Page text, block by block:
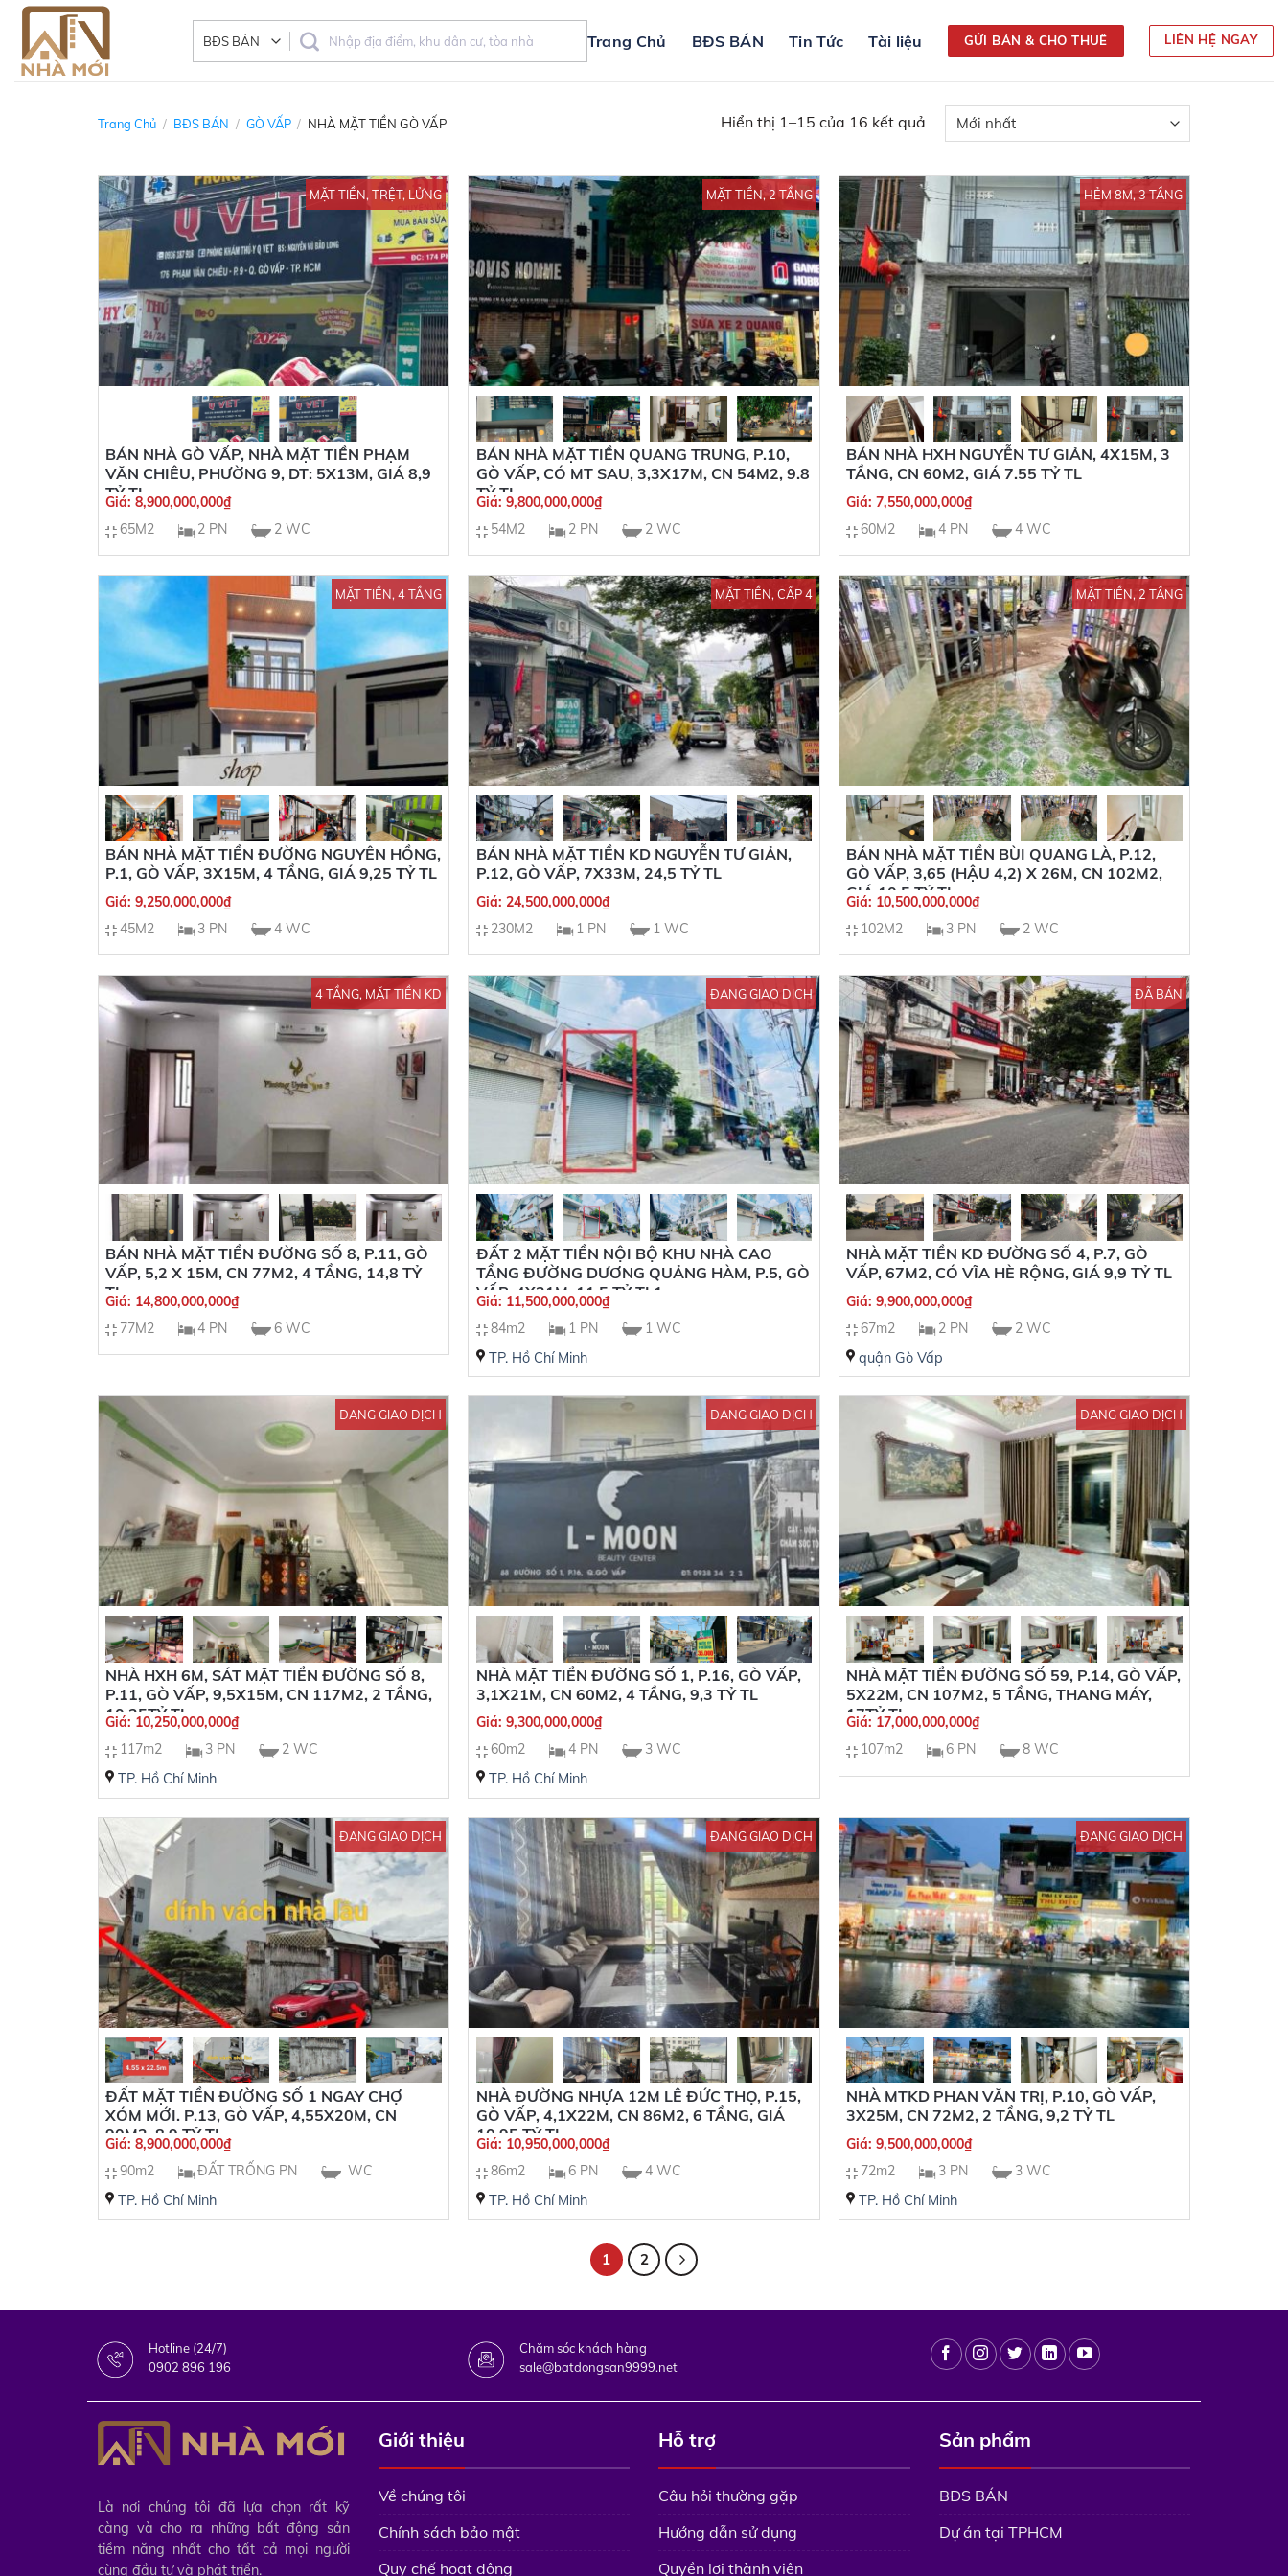
Skip
content
Trang Chủ BĐS BÁN Tin Tức Tài liệu GỬI BÁN & CHO THUÊ LIÊN HỆ NGAY
Trang Chủ / BĐS BÁN / GÒ VẤP / NHÀ MẶT TIỀN GÒ VẤP Hiển thị 1–15 của 16 kết quả
MẶT TIỀN, TRỆT, LỬNG
BÁN NHÀ GÒ VẤP, NHÀ MẶT TIỀN PHẠM
VĂN CHIÊU, PHƯỜNG 9, DT: 5X13M, GIÁ 8,9
TỶ TL
Giá: 8,900,000,000₫
65M2
2 PN 2 WC
MẶT TIỀN, 2 TẦNG
BÁN NHÀ MẶT TIỀN QUANG TRUNG, P.10,
GÒ VẤP, CÓ MT SAU, 3,3X17M, CN 54M2, 9.8
TỶ TL
Giá: 9,800,000,000₫
54M2
2 PN 2 WC
HẺM 8M, 3 TẦNG
BÁN NHÀ HXH NGUYỄN TƯ GIẢN, 4X15M, 3
TẦNG, CN 60M2, GIÁ 7.55 TỶ TL
Giá:7,550,000,000₫
60M2
4 PN 4 WC
MẶT TIỀN, 4 TẦNG
BÁN NHÀ MẶT TIỀN ĐƯỜNG NGUYÊN HỒNG,
P.1, GÒ VẤP, 3X15M, 4 TẦNG, GIÁ 9,25 TỶ TL
Giá: 9,250,000,000₫
45M2
3 PN 4 WC
MẶT TIỀN, CẤP 4
BÁN NHÀ MẶT TIỀN KD NGUYỄN TƯ GIẢN,
P.12, GÒ VẤP, 7X33M, 24,5 TỶ TL
Giá: 24,500,000,000₫
230M2
1 PN 1 WC
MẶT TIỀN, 2 TẦNG
BÁN NHÀ MẶT TIỀN BÙI QUANG LÀ, P.12,
GÒ VẤP, 3,65 (HẬU 4,2) X 26M, CN 102M2,
GIÁ 10,5 TỶ TL
Giá: 10,500,000,000₫
102M2
3 PN 2 WC
4 TẦNG, MẶT TIỀN KD
BÁN NHÀ MẶT TIỀN ĐƯỜNG SỐ 8, P.11, GÒ
VẤP, 5,2 X 15M, CN 77M2, 4 TẦNG, 14,8 TỶ
TL
Giá: 14,800,000,000₫
77M2
4 PN 6 WC
ĐANG GIAO DỊCH
ĐẤT 2 MẶT TIỀN NỘI BỘ KHU NHÀ CAO
TẦNG ĐƯỜNG DƯƠNG QUẢNG HÀM, P.5, GÒ
VẤP, 4X21M, 11,5 TỶ TL1
Giá: 11,500,000,000₫
84m2
1 PN
1 WC
TP. Hồ Chí Minh
ĐÃ BÁN
NHÀ MẶT TIỀN KD ĐƯỜNG SỐ 4, P.7, GÒ
VẤP, 67M2, CÓ VĨA HÈ RỘNG, GIÁ 9,9 TỶ TL
Giá:9,900,000,000₫
67m2
2 PN
2 WC
quận Gò Vấp
ĐANG GIAO DỊCH
NHÀ HXH 6M, SÁT MẶT TIỀN ĐƯỜNG SỐ 8,
P.11, GÒ VẤP, 9,5X15M, CN 117M2, 2 TẦNG,
10,25TỶ TL
Giá: 10,250,000,000₫
117m2
3 PN
2 WC
TP. Hồ Chí Minh
ĐANG GIAO DỊCH
NHÀ MẶT TIỀN ĐƯỜNG SỐ 1, P.16, GÒ VẤP,
3,1X21M, CN 60M2, 4 TẦNG, 9,3 TỶ TL
Giá: 9,300,000,000₫
60m2
4 PN
3 WC
TP. Hồ Chí Minh
ĐANG GIAO DỊCH
NHÀ MẶT TIỀN ĐƯỜNG SỐ 59, P.14, GÒ VẤP,
5X22M, CN 107M2, 5 TẦNG, THANG MÁY,
17TỶ TL
Giá: 17,000,000,000₫
107m2
6 PN 8 WC
ĐANG GIAO DỊCH
ĐẤT MẶT TIỀN ĐƯỜNG SỐ 1 NGAY CHỢ
XÓM MỚI. P.13, GÒ VẤP, 4,55X20M, CN
90M2, 8,9 TỶ TL
Giá: 8,900,000,000₫
90m2
ĐẤT TRỐNG PN
WC
TP. Hồ Chí Minh
ĐANG GIAO DỊCH
NHÀ ĐƯỜNG NHỰA 12M LÊ ĐỨC THỌ, P.15,
GÒ VẤP, 4,1X22M, CN 86M2, 6 TẦNG, GIÁ
10,95 TỶ TL
Giá: 10,950,000,000₫
86m2
6 PN
4 WC
TP. Hồ Chí Minh
ĐANG GIAO DỊCH
NHÀ MTKD PHAN VĂN TRỊ, P.10, GÒ VẤP,
3X25M, CN 72M2, 2 TẦNG, 9,2 TỶ TL
Giá:9,500,000,000₫
72m2
3 PN
3 WC
TP. Hồ Chí Minh
1 2
Hotline (24/7)
0902 896 196
Chăm sóc khách hàng
sale@batdongsan9999.net
Là nơi chúng tôi đã lựa chọn rất kỹ
càng và cho ra những bất động sản
tiềm năng nhất cho tất cả mọi người
cùng đầu tư và phát triển.
Giới thiệu
Về chúng tôi
Chính sách bảo mật
Quy chế hoạt động
Hỗ trợ
Câu hỏi thường gặp
Hướng dẫn sử dụng
Quyền lợi thành viên
Sản phẩm
BĐS BÁN
Dự án tại TPHCM